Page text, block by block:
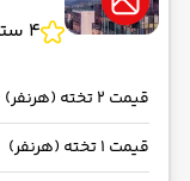
4 ستاره
قیمت 2 تخته (هرنفر)
قیمت 1 تخته (هرنفر)